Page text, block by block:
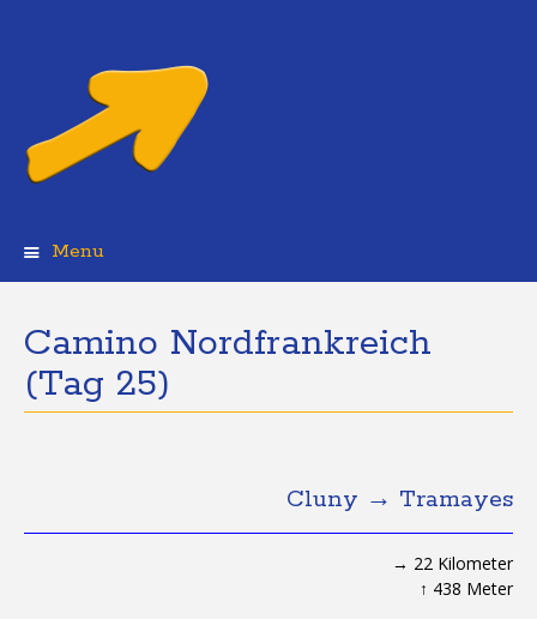
Menu
Camino Nordfrankreich
(Tag 25)
Cluny → Tramayes
→ 22 Kilometer
↑ 438 Meter